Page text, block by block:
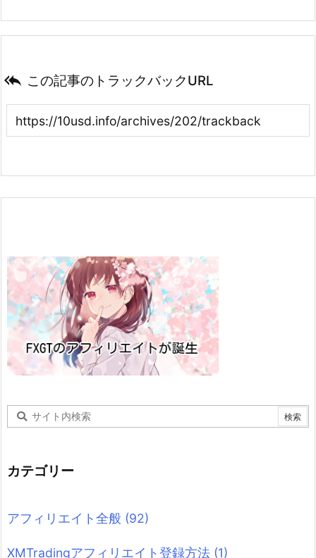
 この記事のトラックバックURL
カテゴリー
アフィリエイト全般 (92)
XMTradingアフィリエイト登録方法 (1)